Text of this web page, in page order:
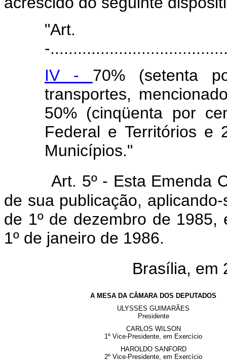
-
IV - 70% (setenta
transportes,
50% (cinqüenta por
Federal e Territórios e
Municípios."
Art. 5º - Esta Emenda
de sua publicação,
de 1º de dezembro de
1º de janeiro de 1986.
Brasília, em
A MESA DA CÂMARA DOS DEPUTADOS
ULYSSES GUIMARÃES
Presidente
CARLOS WILSON
1º Vice-Presidente, em Exercício
HAROLDO SANFORD
2º Vice-Presidente, em Exercício